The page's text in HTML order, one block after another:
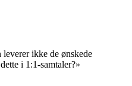
leverer ikke de ønskede
i 1:1-samtaler?»